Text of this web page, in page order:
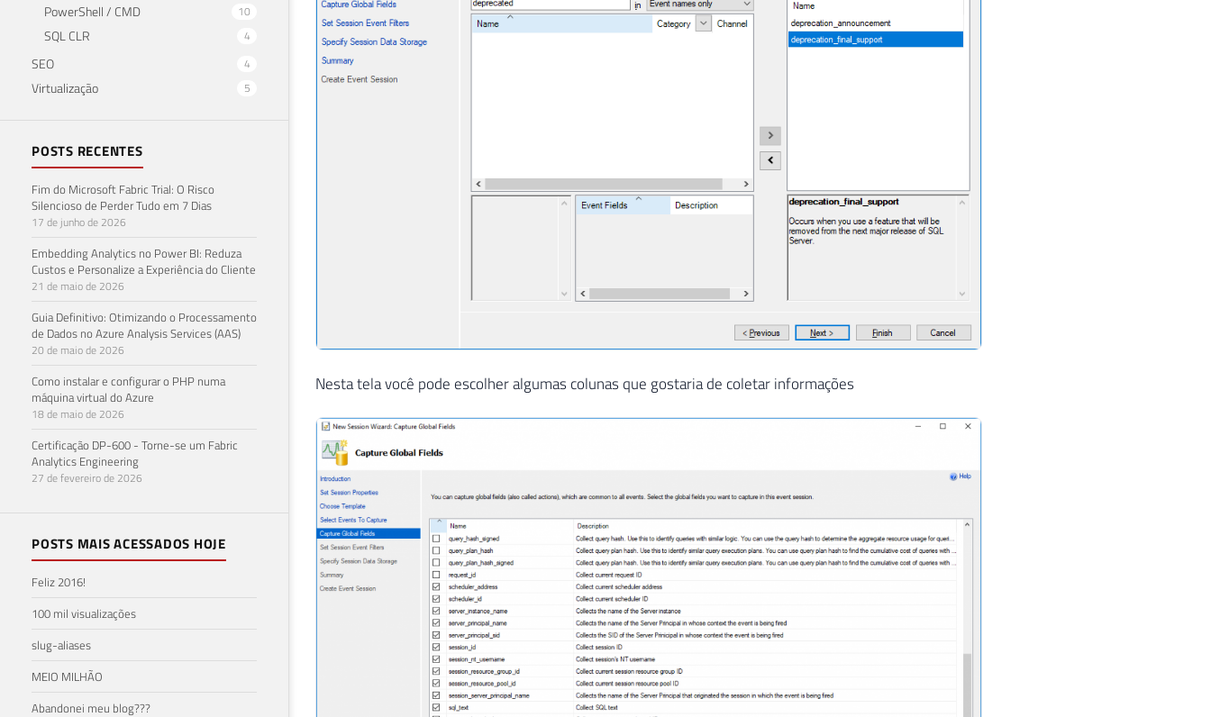
PowerShell / CMD 10
SQL CLR 4
SEO 4
Virtualização 5
POSTS RECENTES
Fim do Microsoft Fabric Trial: O Risco
Silencioso de Perder Tudo em 7 Dias
17 de junho de 2026
Embedding Analytics no Power BI: Reduza
Custos e Personalize a Experiência do Cliente
21 de maio de 2026
Guia Definitivo: Otimizando o Processamento
de Dados no Azure Analysis Services (AAS)
20 de maio de 2026
Como instalar e configurar o PHP numa
máquina virtual do Azure
18 de maio de 2026
Certificação DP-600 - Torne-se um Fabric
Analytics Engineering
27 de fevereiro de 2026
POSTS MAIS ACESSADOS HOJE
Feliz 2016!
100 mil visualizações
slug-aliases
MEIO MILHÃO
Abandonei meu blog???
Nesta tela você pode escolher algumas colunas que gostaria de coletar informações